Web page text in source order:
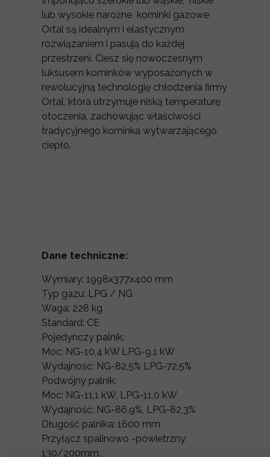
lub wysokie narożne kominki gazowe
Ortal są idealnym i elastycznym
rozwiązaniem i pasują do każdej
przestrzeni. Ciesz się nowoczesnym
luksusem kominków wyposażonych w
rewolucyjną technologię chłodzenia firmy
Ortal, która utrzymuje niską temperaturę
otoczenia, zachowując właściwości
tradycyjnego kominka wytwarzającego
ciepło.
Dane techniczne:
Wymiary: 1998x377x400 mm
Typ gazu: LPG / NG
Waga: 228 kg
Standard: CE
Pojedynczy palnik:
Moc: NG-10,4 kW LPG-9,1 kW
Wydajność: NG-82,5% LPG-72,5%
Podwójny palnik:
Moc: NG-11,1 kW, LPG-11,0 kW
Wydajność: NG-86,9%, LPG-82,3%
Długość palnika: 1600 mm
Przyłącz spalinowo -powietrzny:
130/200mm.